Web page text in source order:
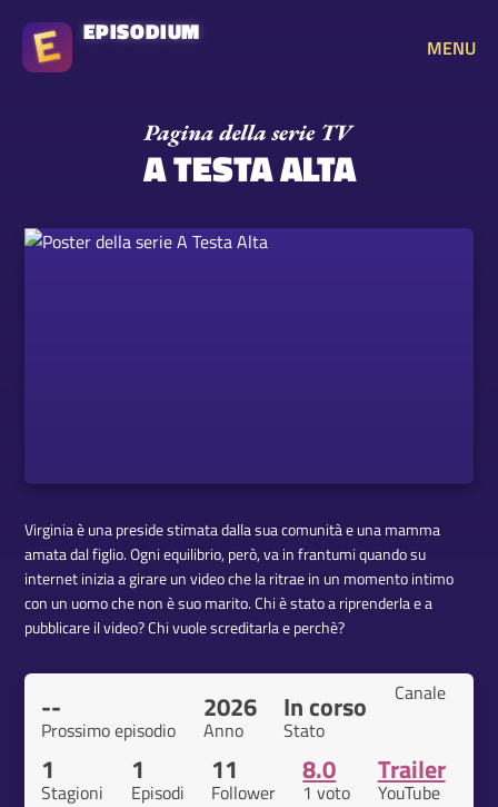
EPISODIUM
MENU
A TESTA ALTA
Virginia è una preside stimata dalla sua comunità e una mamma
amata dal figlio. Ogni equilibrio, però, va in frantumi quando su
internet inizia a girare un video che la ritrae in un momento intimo
con un uomo che non è suo marito. Chi è stato a riprenderla e a
pubblicare il video? Chi vuole screditarla e perchè?
--
Prossimo episodio
2026
Anno
In corso
Stato
Canale
1
Stagioni
1
Episodi
11
Follower
8.0
1 voto
Trailer
YouTube